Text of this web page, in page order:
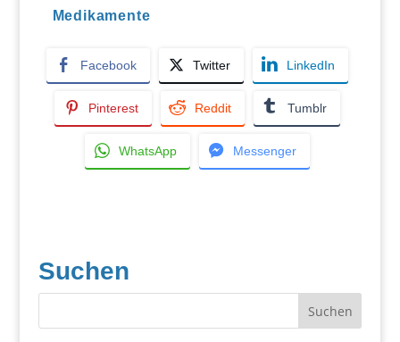
Medikamente
Facebook Twitter LinkedIn
Pinterest Reddit Tumblr
WhatsApp Messenger
Suchen